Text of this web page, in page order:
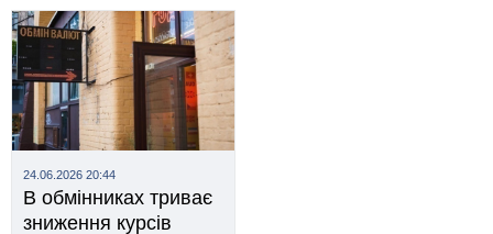
24.06.2026 20:44
В обмінниках триває
зниження курсів